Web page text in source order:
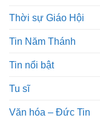
Thời sự Giáo Hội
Tin Năm Thánh
Tin nổi bật
Tu sĩ
Văn hóa – Đức Tin